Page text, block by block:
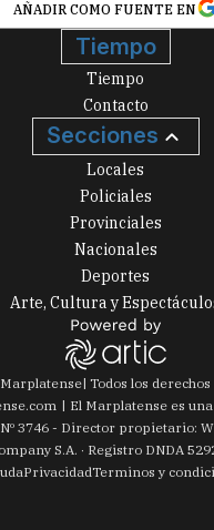
AÑADIR COMO FUENTE EN
Tiempo
Tiempo
Contacto
Secciones
Locales
Policiales
Provinciales
Nacionales
Deportes
Arte, Cultura y
| Todos los
El Marplatense es
3746- Director propietario:
S.A. · Registro DNDA
PrivacidadTerminos y